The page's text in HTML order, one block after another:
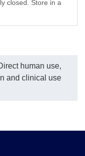
closed. Store in a
human use,
and clinical use